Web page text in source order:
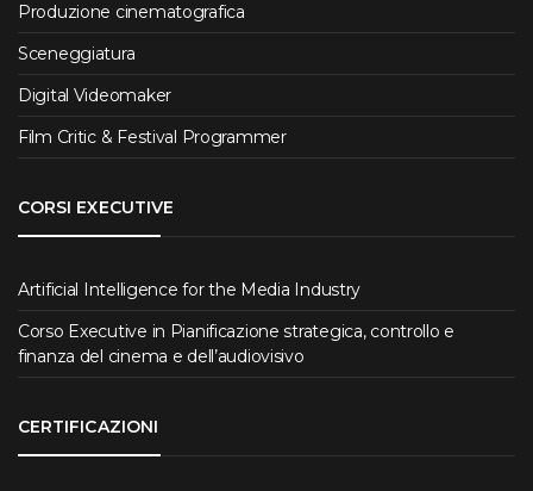
Produzione cinematografica
Sceneggiatura
Digital Videomaker
Film Critic & Festival Programmer
CORSI EXECUTIVE
Artificial Intelligence for the Media Industry
Corso Executive in Pianificazione strategica, controllo e
finanza del cinema e dell’audiovisivo
CERTIFICAZIONI